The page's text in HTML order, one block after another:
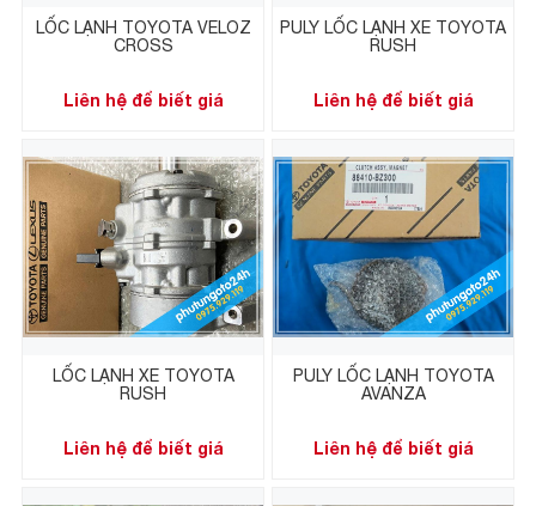
LỐC LẠNH TOYOTA VELOZ
CROSS
Liên hệ để biết giá
PULY LỐC LẠNH XE TOYOTA
RUSH
Liên hệ để biết giá
LỐC LẠNH XE TOYOTA
RUSH
Liên hệ để biết giá
PULY LỐC LẠNH TOYOTA
AVANZA
Liên hệ để biết giá